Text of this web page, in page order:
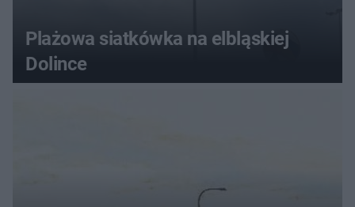
Plażowa siatkówka na elbląskiej
Dolince